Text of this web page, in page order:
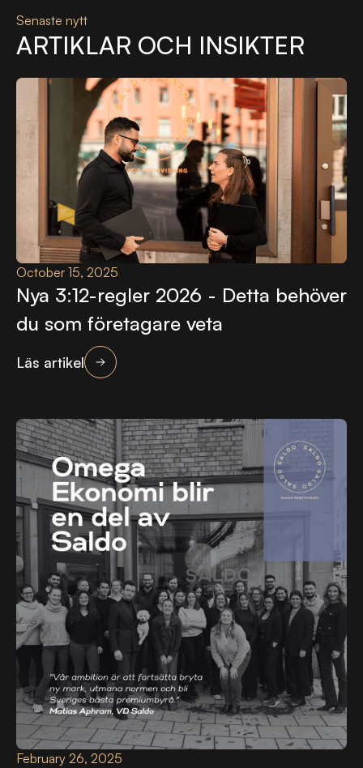
Senaste nytt
ARTIKLAR OCH INSIKTER
October 15, 2025
Nya 3:12-regler 2026 - Detta behöver
du som företagare veta
Läs artikel
February 26, 2025